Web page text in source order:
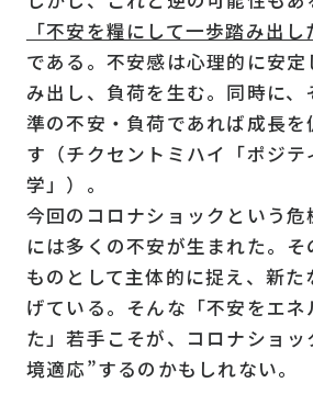
「不安を糧にして一歩踏み出
である。不安感は心理的に安
み出し、負荷を生む。同時に、
準の不安・負荷であれば成長を
す（チクセントミハイ「ポジテ
学」）。
今回のコロナショックという危
には多くの不安が生まれた。そ
ものとして主体的に捉え、新た
げている。そんな「不安をエ
た」若手こそが、コロナショ
境適応”するのかもしれない。